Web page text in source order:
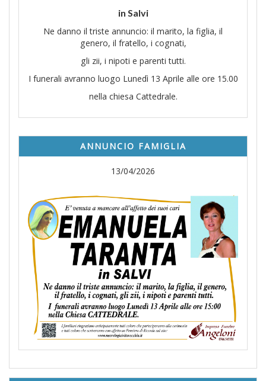
in Salvi
Ne danno il triste annuncio: il marito, la figlia, il
genero, il fratello, i cognati,
gli zii, i nipoti e parenti tutti.
I funerali avranno luogo Lunedì 13 Aprile alle ore 15.00
nella chiesa Cattedrale.
ANNUNCIO FAMIGLIA
13/04/2026